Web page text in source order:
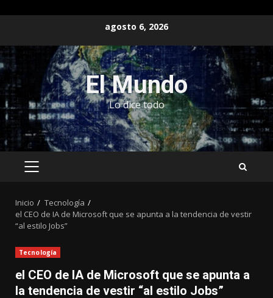
contenido
agosto 6, 2026
El Mundo
Lo dice todo
MENÚ
Inicio
Tecnología
el CEO de IA de Microsoft que se apunta a la tendencia de vestir
“al estilo Jobs”
Tecnología
el CEO de IA de Microsoft que se apunta a
la tendencia de vestir “al estilo Jobs”